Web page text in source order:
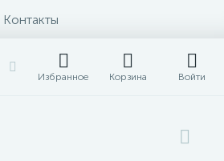
Контакты
Избранное Корзина Войти